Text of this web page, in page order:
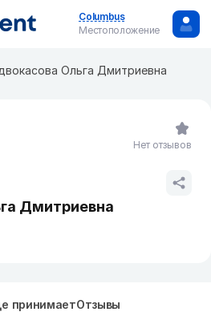
Columbus
Местоположение
Ольга Дмитриевна
Дмитриевна
Нет отзывов
принимаетОтзывы